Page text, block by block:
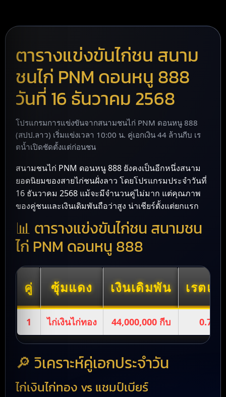
ตารางแข่งขันไก่ชน สนาม
ชนไก่ PNM ดอนหนู 888
วันที่ 16 ธันวาคม 2568
โปรแกรมการแข่งขันจากสนามชนไก่ PNM ดอนหนู 888
(สปป.ลาว) เริ่มแข่งเวลา 10:00 น. คู่เอกเงิน 44 ล้านกีบ เร
ตน้ำเปิดชัดตั้งแต่ก่อนชน
สนามชนไก่ PNM ดอนหนู 888 ยังคงเป็นอีกหนึ่งสนาม
ยอดนิยมของสายไก่ชนฝั่งลาว โดยโปรแกรมประจำวันที่
16 ธันวาคม 2568 แม้จะมีจำนวนคู่ไม่มาก แต่คุณภาพ
ของคู่ชนและเงินเดิมพันถือว่าสูง น่าเชียร์ตั้งแต่ยกแรก
📊 ตารางแข่งขันไก่ชน สนามชน
ไก่ PNM ดอนหนู 888
คู่ ซุ้มแดง เงินเดิมพัน เรตแ
1 ไก่เงินไก่ทอง 44,000,000 กีบ 0.75
🔎 วิเคราะห์คู่เอกประจำวัน
ไก่เงินไก่ทอง vs แชมป์เบียร์